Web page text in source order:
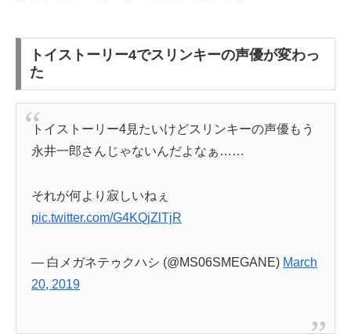
トイストーリー4でスリンキーの声優が変わっ
た
トイストーリー4見たいけどスリンキーの声優もう
永井一郎さんじゃないんだよなぁ……
それが何より寂しいねぇ
pic.twitter.com/G4KQjZlTjR
— 白メガネテゥクハシ (@MS06SMEGANE) March
20, 2019